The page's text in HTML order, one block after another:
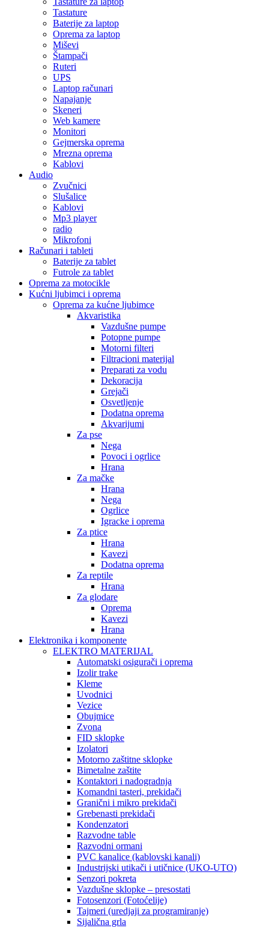
Tastature
Baterije za laptop
Oprema za laptop
Miševi
Štampači
Ruteri
UPS
Laptop računari
Napajanje
Skeneri
Web kamere
Monitori
Gejmerska oprema
Mrezna oprema
Kablovi
Audio
Zvučnici
Slušalice
Kablovi
Mp3 player
radio
Mikrofoni
Računari i tableti
Baterije za tablet
Futrole za tablet
Oprema za motocikle
Kućni ljubimci i oprema
Oprema za kućne ljubimce
Akvaristika
Vazdušne pumpe
Potopne pumpe
Motorni filteri
Filtracioni materijal
Preparati za vodu
Dekoracija
Grejači
Osvetljenje
Dodatna oprema
Akvarijumi
Za pse
Nega
Povoci i ogrlice
Hrana
Za mačke
Hrana
Nega
Ogrlice
Igracke i oprema
Za ptice
Hrana
Kavezi
Dodatna oprema
Za reptile
Hrana
Za glodare
Oprema
Kavezi
Hrana
Elektronika i komponente
ELEKTRO MATERIJAL
Automatski osigurači i oprema
Izolir trake
Kleme
Uvodnici
Vezice
Obujmice
Zvona
FID sklopke
Izolatori
Motorno zaštitne sklopke
Bimetalne zaštite
Kontaktori i nadogradnja
Komandni tasteri, prekidači
Granični i mikro prekidači
Grebenasti prekidači
Kondenzatori
Razvodne table
Razvodni ormani
PVC kanalice (kablovski kanali)
Industrijski utikači i utičnice (UKO-UTO)
Senzori pokreta
Vazdušne sklopke – presostati
Fotosenzori (Fotoćelije)
Tajmeri (uredjaji za programiranje)
Sijalična grla